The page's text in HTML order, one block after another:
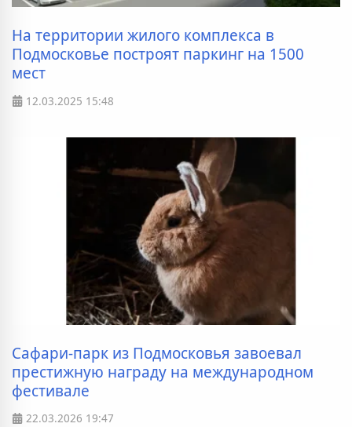
На территории жилого комплекса в
Подмосковье построят паркинг на 1500
мест
12.03.2025 15:48
Сафари-парк из Подмосковья завоевал
престижную награду на международном
фестивале
22.03.2026 19:47